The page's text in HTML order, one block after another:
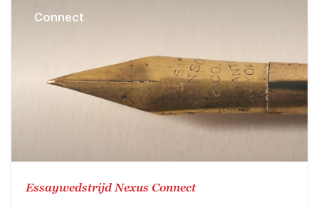
Connect
Essaywedstrijd Nexus Connect